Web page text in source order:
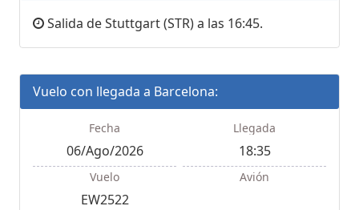
Salida de Stuttgart (STR) a las 16:45.
Vuelo con llegada a Barcelona:
Fecha
06/Ago/2026
Llegada
18:35
Vuelo
EW2522
Avión